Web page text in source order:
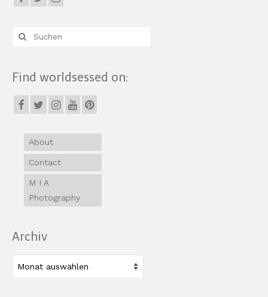
Suche
nach:
Find worldsessed on:
About
Contact
M I A
Photography
Archiv